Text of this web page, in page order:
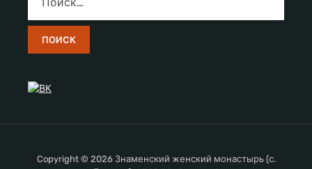
Copyright © 2026 Знаменский женский монастырь (с.